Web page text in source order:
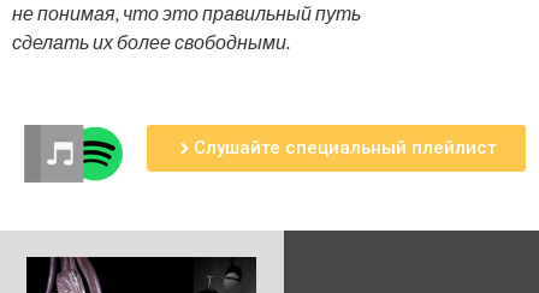
не понимая, что это правильный путь
сделать их более свободными.
Слушайте специальный плейлист